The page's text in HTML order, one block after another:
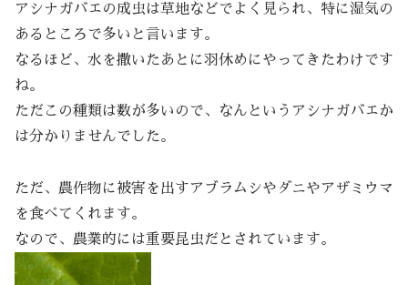
アシナガバエの成虫は草地などでよく見られ、特に湿気の
あるところで多いと言います。
なるほど、水を撒いたあとに羽休めにやってきたわけです
ね。
ただこの種類は数が多いので、なんというアシナガバエか
は分かりませんでした。
ただ、農作物に被害を出すアブラムシやダニやアザミウマ
を食べてくれます。
なので、農業的には重要昆虫だとされています。